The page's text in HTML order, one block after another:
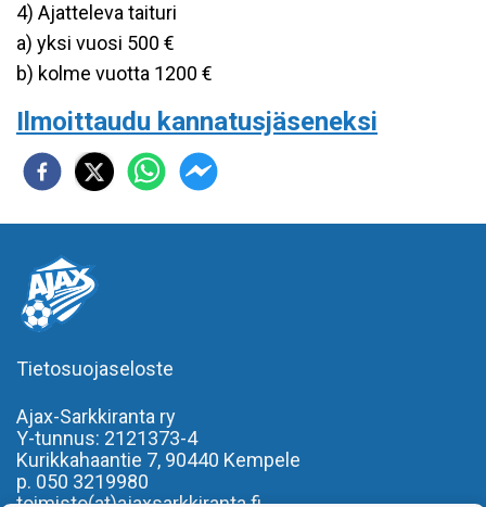
4) Ajatteleva taituri
a) yksi vuosi 500 €
b) kolme vuotta 1200 €
Ilmoittaudu kannatusjäseneksi
Tietosuojaseloste
Ajax-Sarkkiranta ry
Y-tunnus: 2121373-4
Kurikkahaantie 7, 90440 Kempele
p. 050 3219980